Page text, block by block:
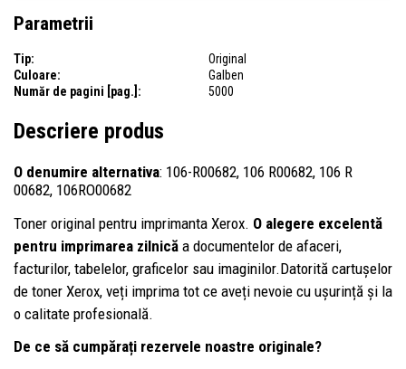
Parametrii
Tip:
Original
Culoare:
Galben
Număr de pagini [pag.]:
5000
Descriere produs
O denumire alternativa: 106-R00682, 106 R00682, 106 R
00682, 106RO00682
Toner original pentru imprimanta Xerox. O alegere excelentă
pentru imprimarea zilnică a documentelor de afaceri,
facturilor, tabelelor, graficelor sau imaginilor.Datorită cartușelor
de toner Xerox, veți imprima tot ce aveți nevoie cu ușurință și la
o calitate profesională.
De ce să cumpărați rezervele noastre originale?